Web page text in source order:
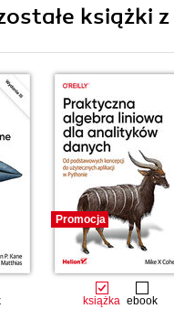
książki
Promocja
książka ebook